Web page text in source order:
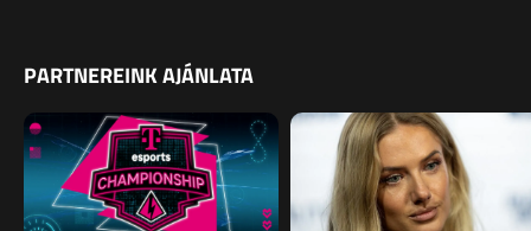
PARTNEREINK AJÁNLATA